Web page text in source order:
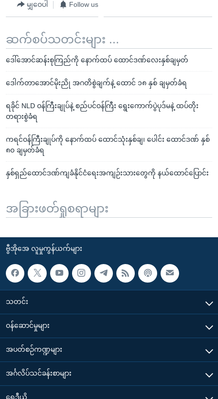
မျှဝေပါ Follow us
ဆက်စပ်သတင်းများ ...
ဒေါ်အောင်ဆန်းစုကြည်ကို နောက်ထပ် ထောင်ဒဏ်လေးနှစ်ချမှတ်
ဒေါက်တာအောင်မိုးညို အဂတိစွဲချက်နဲ့ ထောင် ၁၈ နှစ် ချမှတ်ခံရ
ရခိုင် NLD ဝန်ကြီးချုပ်နဲ့ စည်ပင်ဝန်ကြီး ရွေးကောက်ပွဲပုဒ်မနဲ့ ထပ်တိုး
တရားစွဲခံရ
ကရင်ဝန်ကြီးချုပ်ကို နောက်ထပ် ထောင်သုံးနှစ်ချ၊ ပေါင်း ထောင်ဒဏ် နှစ်
၈၀ ချမှတ်ခံရ
နှစ်ရှည်ထောင်ဒဏ်ကျခံနိုင်ငံရေးအကျဉ်းသားတွေကို နယ်ထောင်ပြောင်း
အခြားဖတ်ရှုစရာများ
ဗွီအိုအေ လူမှုကွန်ယက်များ
သတင်း
၀န်ဆောင်မှုများ
အပတ်စဉ်ကဏ္ဍများ
အင်္ဂလိပ်သင်ခန်းစာများ
ရေဒီယို